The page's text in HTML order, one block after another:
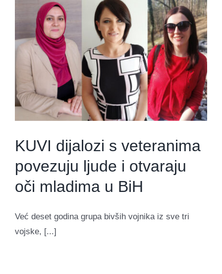
KUVI dijalozi s veteranima
povezuju ljude i otvaraju
oči mladima u BiH
Već deset godina grupa bivših vojnika iz sve tri
vojske, [...]